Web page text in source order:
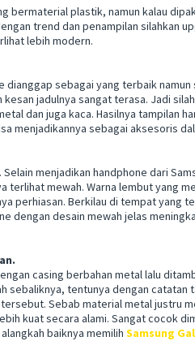
bermaterial plastik, namun kalau
trend dan penampilan silahkan
lebih modern.
sebagai yang terbaik namun
jadulnya sangat terasa. Jadi
dan juga kaca. Hasilnya tampilan
menjadikannya sebagai aksesoris
menjadikan handphone dari
mewah. Warna lembut yang
perhiasan. Berkilau di tempat yang
dengan desain mewah jelas
casing berbahan metal lalu
sebaliknya, tentunya dengan catatan
Sebab material metal justru
kuat secara alami. Sangat cocok
baiknya memilih Samsung